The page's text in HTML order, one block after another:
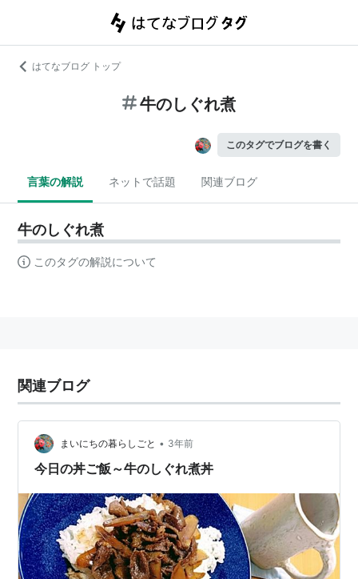
はてなブログ トップ
牛のしぐれ煮
このタグでブログを書く
言葉の解説 ネットで話題 関連ブログ
牛のしぐれ煮
このタグの解説について
関連ブログ
まいにちの暮らしごと • 3年前
今日の丼ご飯～牛のしぐれ煮丼